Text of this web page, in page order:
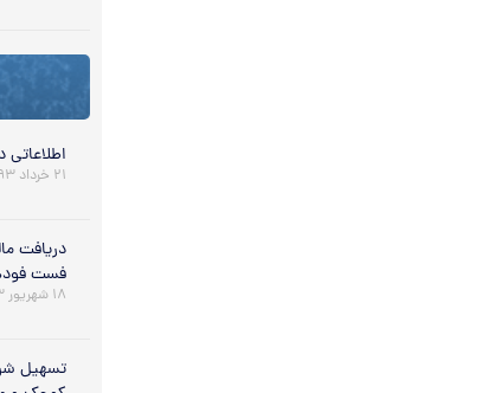
اطلاعاتی
۲۱ خرداد ۱۳۹۳
دریافت
فست
۱۸ شهریور ۱۳۹۳
تسهیل